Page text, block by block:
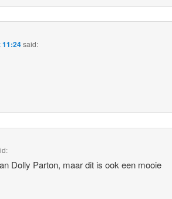
11:24said:
Dolly Parton, maar dit is ook een mooie